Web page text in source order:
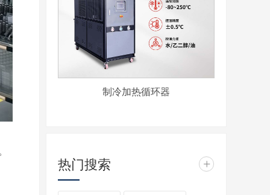
制冷加热循环器
热门搜索 +